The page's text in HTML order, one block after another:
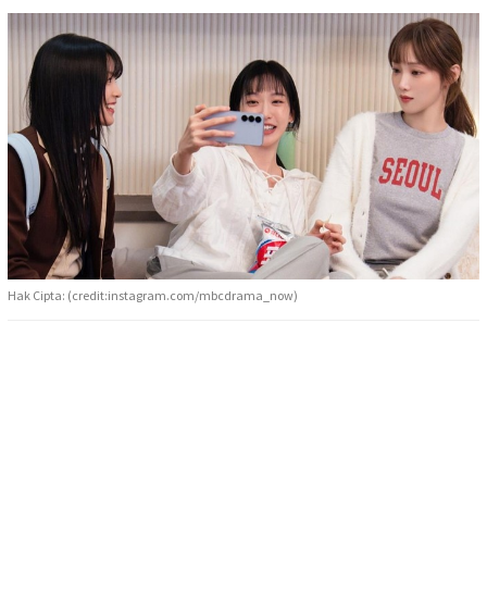
Hak Cipta: (credit:instagram.com/mbcdrama_now)